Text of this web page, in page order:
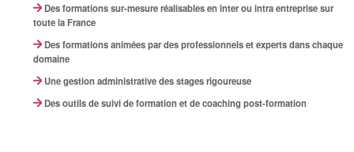
Des formations sur-mesure réalisables en inter ou intra entreprise sur
toute la France
Des formations animées par des professionnels et experts dans chaque
domaine
Une gestion administrative des stages rigoureuse
Des outils de suivi de formation et de coaching post-formation